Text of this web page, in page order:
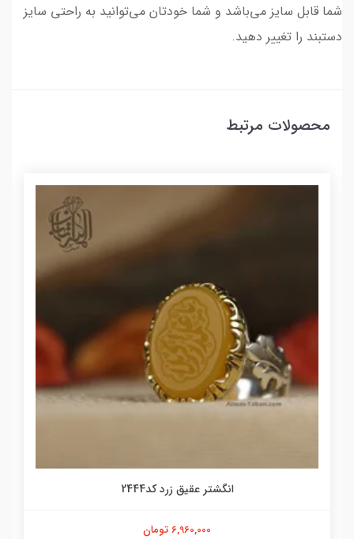
شما قابل سایز می‌باشد و شما خودتان می‌توانید به راحتی سایز
دستبند را تغییر دهید.
محصولات مرتبط
انگشتر عقیق زرد کد2444
6,960,000 تومان